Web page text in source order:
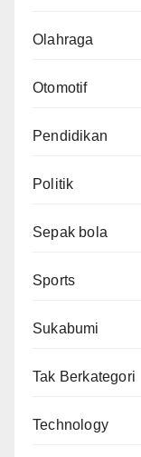
Olahraga
Otomotif
Pendidikan
Politik
Sepak bola
Sports
Sukabumi
Tak Berkategori
Technology